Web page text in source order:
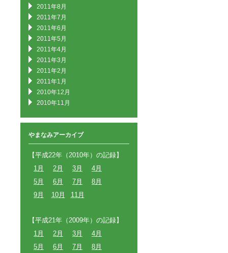
2011年8月
2011年7月
2011年6月
2011年5月
2011年4月
2011年3月
2011年2月
2011年1月
2010年12月
2010年11月
やまなみアーカイブ
【平成22年（2010年）の記録】
1月
2月 3月
4月
5月
6月 7月
8月
9月
10月 11月
【平成21年（2009年）の記録】
1月
2月 3月
4月
5月
6月 7月
8月